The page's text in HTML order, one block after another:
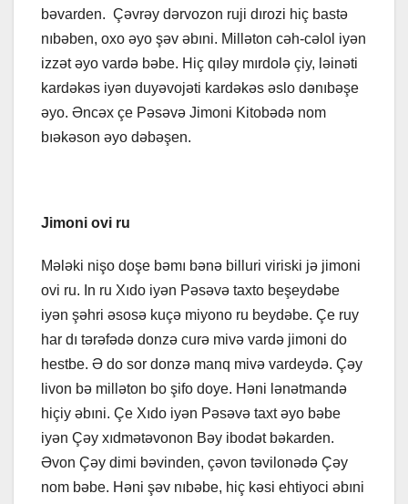
bəvarden. Çəvrəy dərvozon ruji dırozi hiç bastə
nıbəben, oxo əyo şəv əbıni. Milləton cəh-cəlol iyən
izzət əyo vardə bəbe. Hiç qıləy mırdolə çiy, ləinəti
kardəkəs iyən duyəvojəti kardəkəs əslo dənıbəşe
əyo. Əncəx çe Pəsəvə Jimoni Kitobədə nom
bıəkəson əyo dəbəşen.
Jimoni ovi ru
Mələki nişo doşe bəmı bənə billuri viriski jə jimoni
ovi ru. In ru Xıdo iyən Pəsəvə taxto beşeydəbe
iyən şəhri əsosə kuçə miyono ru beydəbe. Çe ruy
har dı tərəfədə donzə curə mivə vardə jimoni do
hestbe. Ə do sor donzə manq mivə vardeydə. Çəy
livon bə milləton bo şifo doye. Həni lənətmandə
hiçiy əbıni. Çe Xıdo iyən Pəsəvə taxt əyo bəbe
iyən Çəy xıdmətəvonon Bəy ibodət bəkarden.
Əvon Çəy dimi bəvinden, çəvon təvilonədə Çəy
nom bəbe. Həni şəv nıbəbe, hiç kəsi ehtiyoci əbıni